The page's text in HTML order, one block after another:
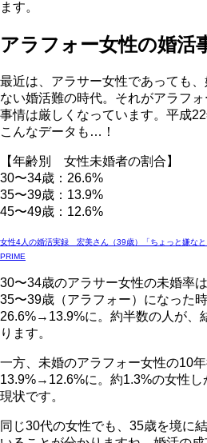
ます。
アラフォー女性の婚活
最近は、アラサー女性であっても
ない婚活難の時代。それがアラフ
事情は厳しくなっています。平成
こんなデータも…！
【年齢別 女性未婚者の割合】
30〜34歳：26.6%
35〜39歳：13.9%
45〜49歳：12.6%
女性4人の婚活実録 宏美さん（39歳）「ちょっと嫌なと
PRIME
30〜34歳のアラサー女性の未婚率
35〜39歳（アラフォー）になった
26.6%→13.9%に。約半数の人が、
ります。
一方、未婚のアラフォー女性の10
13.9%→12.6%に。約1.3%の女性
現状です。
同じ30代の女性でも、35歳を境に